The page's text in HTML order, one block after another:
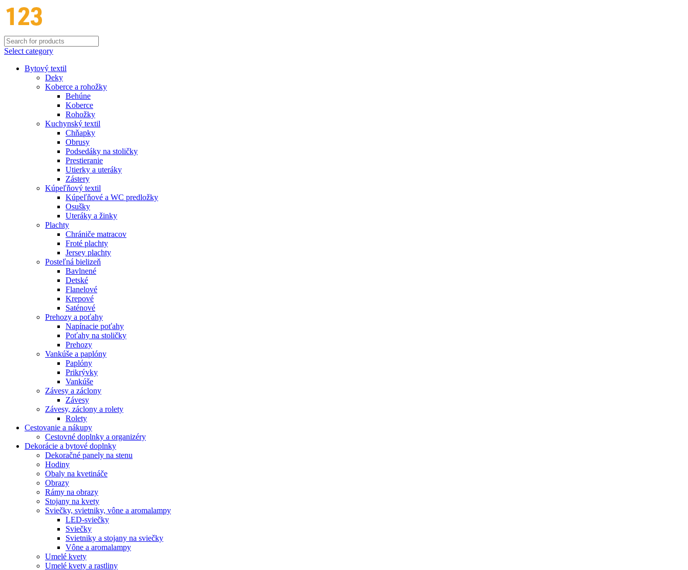
Select category
Bytový textil
Deky
Koberce a rohožky
Behúne
Koberce
Rohožky
Kuchynský textil
Chňapky
Obrusy
Podsedáky na stoličky
Prestieranie
Utierky a uteráky
Zástery
Kúpeľňový textil
Kúpeľňové a WC predložky
Osušky
Uteráky a žinky
Plachty
Chrániče matracov
Froté plachty
Jersey plachty
Posteľná bielizeň
Bavlnené
Detské
Flanelové
Krepové
Saténové
Prehozy a poťahy
Napínacie poťahy
Poťahy na stoličky
Prehozy
Vankúše a paplóny
Paplóny
Prikrývky
Vankúše
Závesy a záclony
Závesy
Závesy, záclony a rolety
Rolety
Cestovanie a nákupy
Cestovné doplnky a organizéry
Dekorácie a bytové doplnky
Dekoračné panely na stenu
Hodiny
Obaly na kvetináče
Obrazy
Rámy na obrazy
Stojany na kvety
Sviečky, svietniky, vône a aromalampy
LED-sviečky
Sviečky
Svietniky a stojany na sviečky
Vône a aromalampy
Umelé kvety
Umelé kvety a rastliny